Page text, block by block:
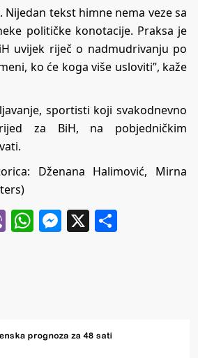
Nijedan tekst himne nema veze sa
političke konotacije. Praksa je
uvijek riječ o nadmudrivanju po
ko će koga više usloviti”, kaže
sportisti koji svakodnevno
za BiH, na pobjedničkim
Dženana Halimović, Mirna
ViberWhatsApp
Messenger
X